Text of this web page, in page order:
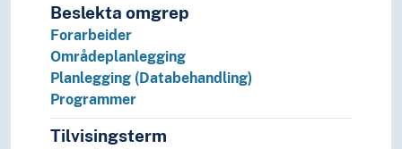
Skala
Stabilitet
Standarder
Stillstand
Strategi
Symmetri
Systematikk
Beslekta omgrep
Forarbeider
Områdeplanlegging
Planlegging (Databehandling)
Programmer
Tilvisingsterm